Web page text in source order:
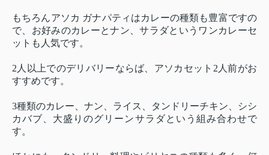
もちろんアソカ ガナパティはカレーの種類も豊富ですの
で、お好みのカレーとナン、サラダというワンカレーセ
ットも人気です。
2人以上でのデリバリーならば、アソカセット2人前がお
すすめです。
3種類のカレー、ナン、ライス、タンドリーチキン、シシ
カバブ、大盛りのグリーンサラダという組み合わせで
す。